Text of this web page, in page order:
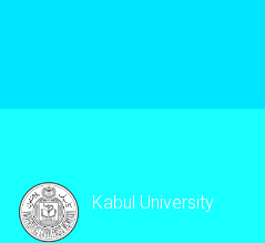
Kabul University